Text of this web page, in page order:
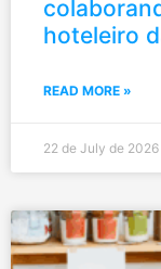
hoteleiro
READ MORE »
22 de July de 2026